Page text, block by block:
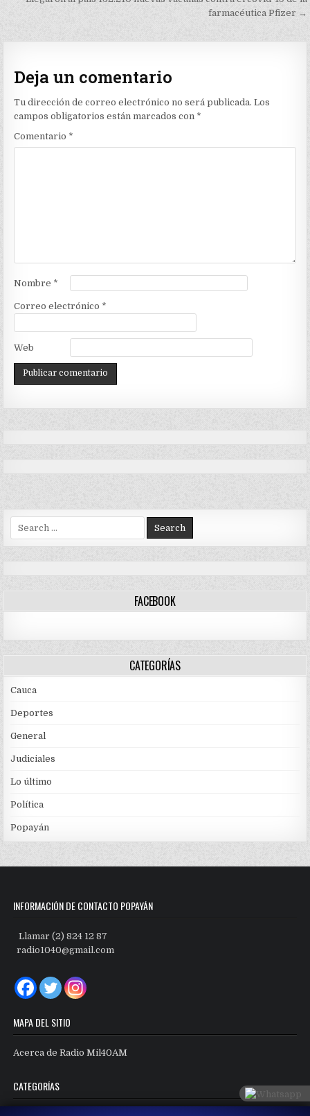
entradas
farmacéutica Pfizer →
Deja un comentario
Tu dirección de correo electrónico no será publicada. Los
campos obligatorios están marcados con *
Comentario *
Nombre *
Correo electrónico *
Web
Search
for:
FACEBOOK
CATEGORÍAS
Cauca
Deportes
General
Judiciales
Lo último
Política
Popayán
INFORMACIÓN DE CONTACTO POPAYÁN
Llamar (2) 824 12 87
radio1040@gmail.com
MAPA DEL SITIO
Acerca de Radio Mil40AM
CATEGORÍAS